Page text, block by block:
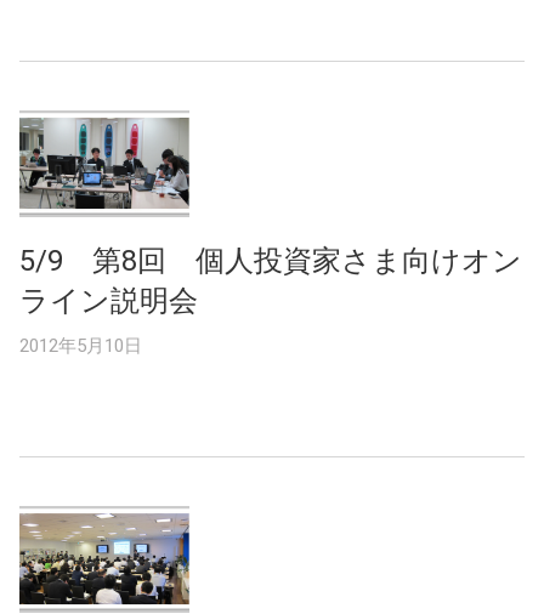
5/9 第8回 個人投資家さま向けオン
ライン説明会
2012年5月10日